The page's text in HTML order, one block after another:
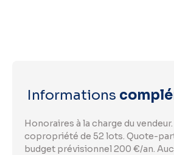
Informations
Honoraires à la charge du
copropriété de 52 lots. Quote-
budget prévisionnel 200 €/an.